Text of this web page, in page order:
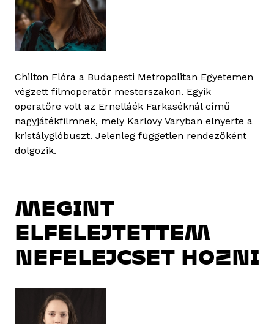
Chilton Flóra a Budapesti Metropolitan Egyetemen
végzett filmoperatőr mesterszakon. Egyik
operatőre volt az Ernelláék Farkaséknál című
nagyjátékfilmnek, mely Karlovy Varyban elnyerte a
kristályglóbuszt. Jelenleg független rendezőként
dolgozik.
MEGINT
ELFELEJTETTEM
NEFELEJCSET HOZNI